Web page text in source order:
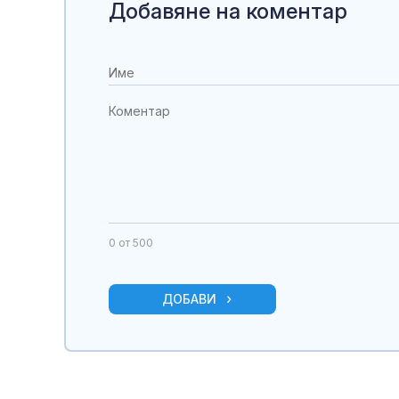
Добавяне на коментар
0 от 500
ДОБАВИ